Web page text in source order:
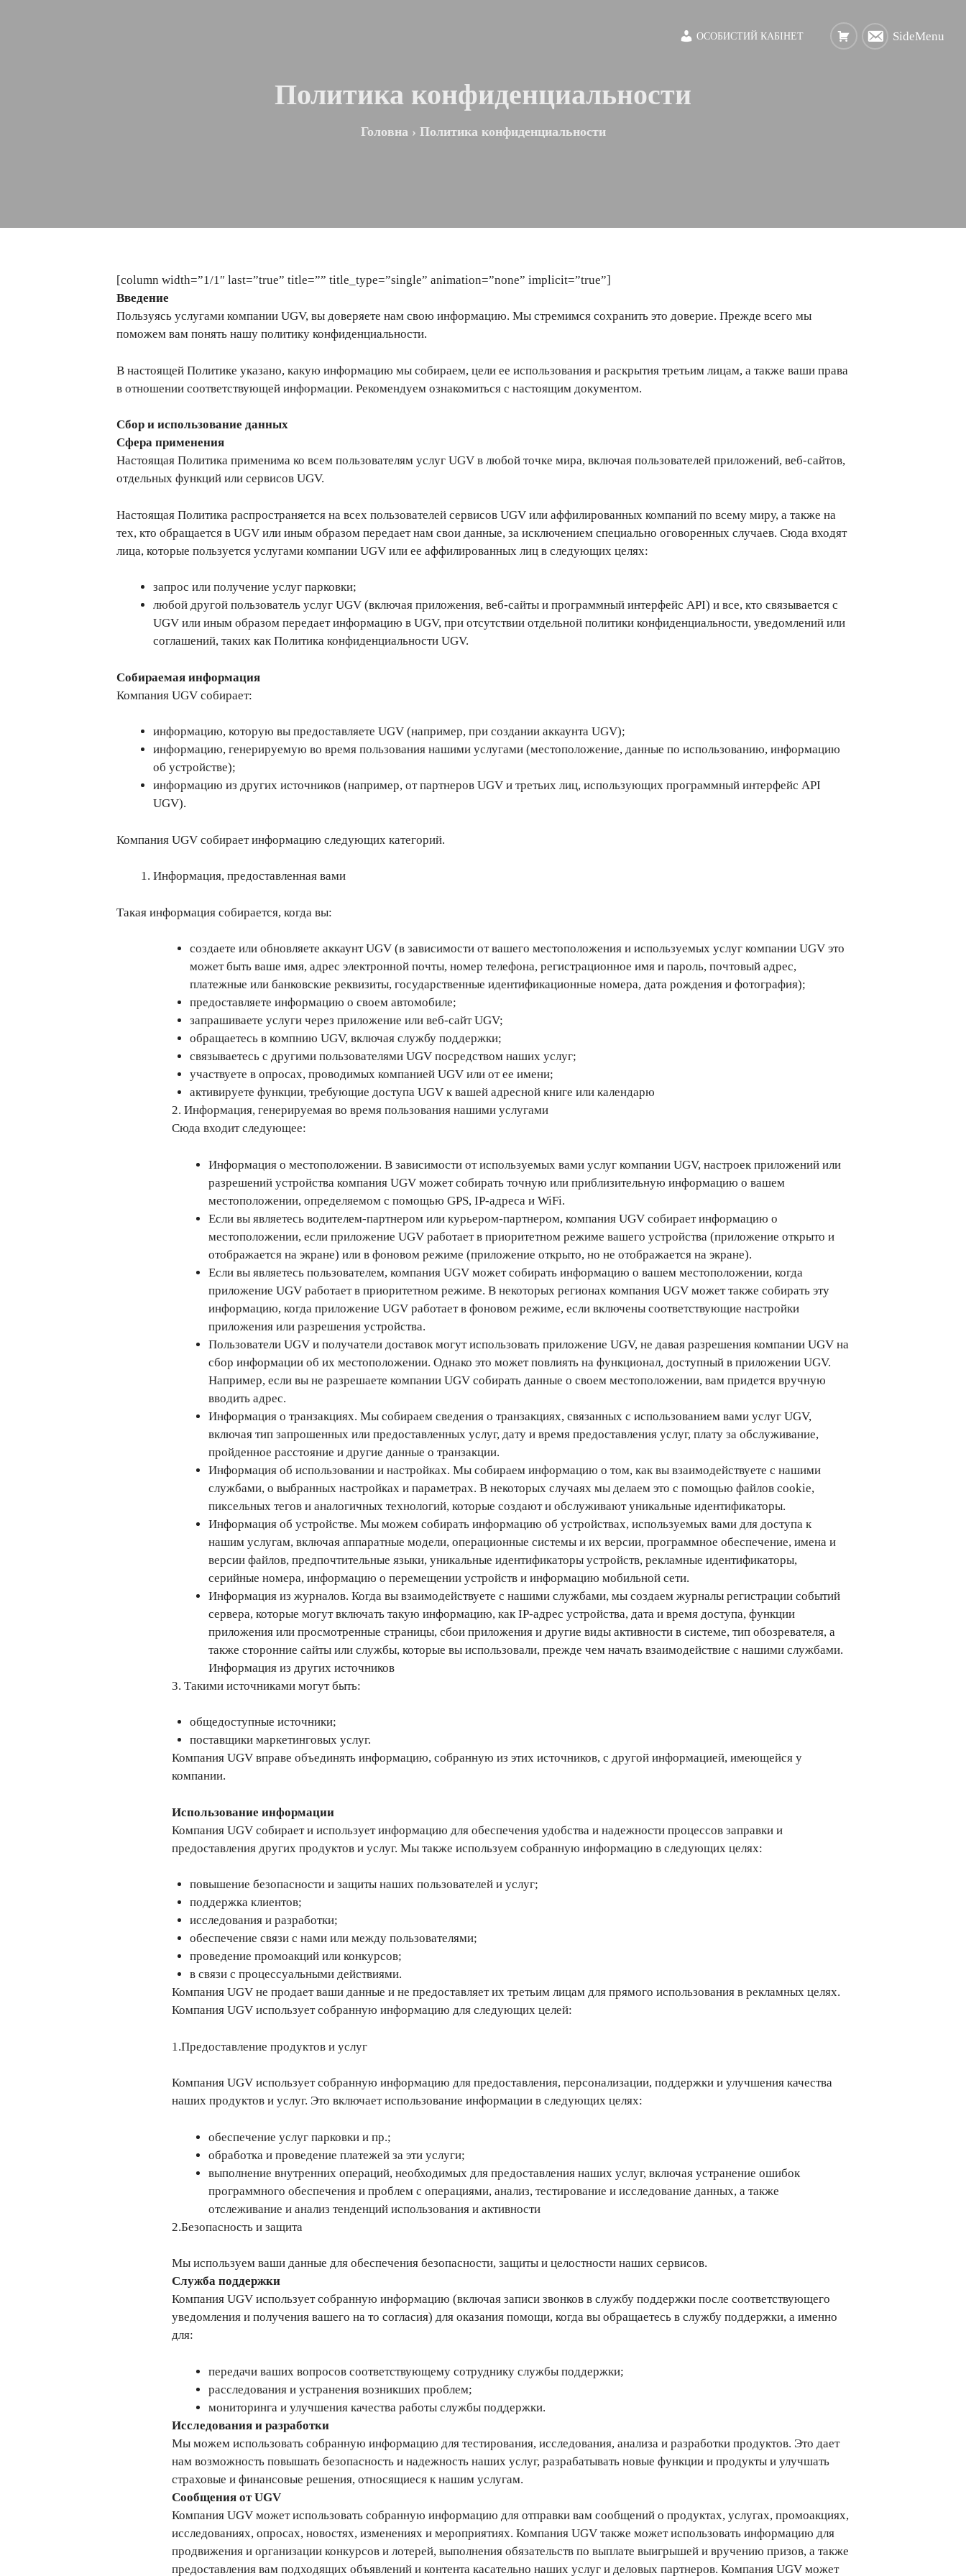
ОСОБИСТИЙ КАБІНЕТ SideMenu
Политика конфиденциальности
Головна › Политика конфиденциальности
[column width=”1/1″ last=”true” title=”” title_type=”single” animation=”none” implicit=”true”]
Введение
Пользуясь услугами компании UGV, вы доверяете нам свою информацию. Мы стремимся сохранить это доверие. Прежде всего мы
поможем вам понять нашу политику конфиденциальности.
В настоящей Политике указано, какую информацию мы собираем, цели ее использования и раскрытия третьим лицам, а также ваши права
в отношении соответствующей информации. Рекомендуем ознакомиться с настоящим документом.
Сбор и использование данных
Cфера применения
Настоящая Политика применима ко всем пользователям услуг UGV в любой точке мира, включая пользователей приложений, веб-сайтов,
отдельных функций или сервисов UGV.
Настоящая Политика распространяется на всех пользователей сервисов UGV или аффилированных компаний по всему миру, а также на
тех, кто обращается в UGV или иным образом передает нам свои данные, за исключением специально оговоренных случаев. Сюда входят
лица, которые пользуется услугами компании UGV или ее аффилированных лиц в следующих целях:
запрос или получение услуг парковки;
любой другой пользователь услуг UGV (включая приложения, веб-сайты и программный интерфейс API) и все, кто связывается с
UGV или иным образом передает информацию в UGV, при отсутствии отдельной политики конфиденциальности, уведомлений или
соглашений, таких как Политика конфиденциальности UGV.
Собираемая информация
Компания UGV собирает:
информацию, которую вы предоставляете UGV (например, при создании аккаунта UGV);
информацию, генерируемую во время пользования нашими услугами (местоположение, данные по использованию, информацию
об устройстве);
информацию из других источников (например, от партнеров UGV и третьих лиц, использующих программный интерфейс API
UGV).
Компания UGV собирает информацию следующих категорий.
Информация, предоставленная вами
Такая информация собирается, когда вы:
создаете или обновляете аккаунт UGV (в зависимости от вашего местоположения и используемых услуг компании UGV это
может быть ваше имя, адрес электронной почты, номер телефона, регистрационное имя и пароль, почтовый адрес,
платежные или банковские реквизиты, государственные идентификационные номера, дата рождения и фотография);
предоставляете информацию о своем автомобиле;
запрашиваете услуги через приложение или веб-сайт UGV;
обращаетесь в компнию UGV, включая службу поддержки;
связываетесь с другими пользователями UGV посредством наших услуг;
участвуете в опросах, проводимых компанией UGV или от ее имени;
активируете функции, требующие доступа UGV к вашей адресной книге или календарю
2. Информация, генерируемая во время пользования нашими услугами
Сюда входит следующее:
Информация о местоположении. В зависимости от используемых вами услуг компании UGV, настроек приложений или
разрешений устройства компания UGV может собирать точную или приблизительную информацию о вашем
местоположении, определяемом с помощью GPS, IP-адреса и WiFi.
Если вы являетесь водителем-партнером или курьером-партнером, компания UGV собирает информацию о
местоположении, если приложение UGV работает в приоритетном режиме вашего устройства (приложение открыто и
отображается на экране) или в фоновом режиме (приложение открыто, но не отображается на экране).
Если вы являетесь пользователем, компания UGV может собирать информацию о вашем местоположении, когда
приложение UGV работает в приоритетном режиме. В некоторых регионах компания UGV может также собирать эту
информацию, когда приложение UGV работает в фоновом режиме, если включены соответствующие настройки
приложения или разрешения устройства.
Пользователи UGV и получатели доставок могут использовать приложение UGV, не давая разрешения компании UGV на
сбор информации об их местоположении. Однако это может повлиять на функционал, доступный в приложении UGV.
Например, если вы не разрешаете компании UGV собирать данные о своем местоположении, вам придется вручную
вводить адрес.
Информация о транзакциях. Мы собираем сведения о транзакциях, связанных с использованием вами услуг UGV,
включая тип запрошенных или предоставленных услуг, дату и время предоставления услуг, плату за обслуживание,
пройденное расстояние и другие данные о транзакции.
Информация об использовании и настройках. Мы собираем информацию о том, как вы взаимодействуете с нашими
службами, о выбранных настройках и параметрах. В некоторых случаях мы делаем это с помощью файлов cookie,
пиксельных тегов и аналогичных технологий, которые создают и обслуживают уникальные идентификаторы.
Информация об устройстве. Мы можем собирать информацию об устройствах, используемых вами для доступа к
нашим услугам, включая аппаратные модели, операционные системы и их версии, программное обеспечение, имена и
версии файлов, предпочтительные языки, уникальные идентификаторы устройств, рекламные идентификаторы,
серийные номера, информацию о перемещении устройств и информацию мобильной сети.
Информация из журналов. Когда вы взаимодействуете с нашими службами, мы создаем журналы регистрации событий
сервера, которые могут включать такую информацию, как IP-адрес устройства, дата и время доступа, функции
приложения или просмотренные страницы, сбои приложения и другие виды активности в системе, тип обозревателя, а
также сторонние сайты или службы, которые вы использовали, прежде чем начать взаимодействие с нашими службами.
Информация из других источников
3. Такими источниками могут быть:
общедоступные источники;
поставщики маркетинговых услуг.
Компания UGV вправе объединять информацию, собранную из этих источников, с другой информацией, имеющейся у
компании.
Использование информации
Компания UGV собирает и использует информацию для обеспечения удобства и надежности процессов заправки и
предоставления других продуктов и услуг. Мы также используем собранную информацию в следующих целях:
повышение безопасности и защиты наших пользователей и услуг;
поддержка клиентов;
исследования и разработки;
обеспечение связи с нами или между пользователями;
проведение промоакций или конкурсов;
в связи с процессуальными действиями.
Компания UGV не продает ваши данные и не предоставляет их третьим лицам для прямого использования в рекламных целях.
Компания UGV использует собранную информацию для следующих целей:
1.Предоставление продуктов и услуг
Компания UGV использует собранную информацию для предоставления, персонализации, поддержки и улучшения качества
наших продуктов и услуг. Это включает использование информации в следующих целях:
обеспечение услуг парковки и пр.;
обработка и проведение платежей за эти услуги;
выполнение внутренних операций, необходимых для предоставления наших услуг, включая устранение ошибок
программного обеспечения и проблем с операциями, анализ, тестирование и исследование данных, а также
отслеживание и анализ тенденций использования и активности
2.Безопасность и защита
Мы используем ваши данные для обеспечения безопасности, защиты и целостности наших сервисов.
Служба поддержки
Компания UGV использует собранную информацию (включая записи звонков в службу поддержки после соответствующего
уведомления и получения вашего на то согласия) для оказания помощи, когда вы обращаетесь в службу поддержки, а именно
для:
передачи ваших вопросов соответствующему сотруднику службы поддержки;
расследования и устранения возникших проблем;
мониторинга и улучшения качества работы службы поддержки.
Исследования и разработки
Мы можем использовать собранную информацию для тестирования, исследования, анализа и разработки продуктов. Это дает
нам возможность повышать безопасность и надежность наших услуг, разрабатывать новые функции и продукты и улучшать
страховые и финансовые решения, относящиеся к нашим услугам.
Сообщения от UGV
Компания UGV может использовать собранную информацию для отправки вам сообщений о продуктах, услугах, промоакциях,
исследованиях, опросах, новостях, изменениях и мероприятиях. Компания UGV также может использовать информацию для
продвижения и организации конкурсов и лотерей, выполнения обязательств по выплате выигрышей и вручению призов, а также
предоставления вам подходящих объявлений и контента касательно наших услуг и деловых партнеров. Компания UGV может